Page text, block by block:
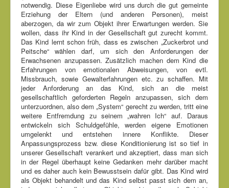
notwendig. Diese Eigenliebe wird uns durch die gut gemeinte
Erziehung der Eltern (und anderen Personen), meist
aberzogen, da wir zum Objekt ihrer Erwartungen werden. Sie
wollen, dass ihr Kind in der Gesellschaft gut zurecht kommt.
Das Kind lernt schon früh, dass es zwischen „Zuckerbrot und
Peitsche“ wählen darf, um sich den Anforderungen der
Erwachsenen anzupassen. Zusätzlich machen dem Kind die
Erfahrungen von emotionalen Abweisungen, von evtl.
Missbrauch, sowie Gewalterfahrungen etc. zu schaffen. Mit
jeder Anforderung an das Kind, sich an die meist
gesellschaftlich geforderten Regeln anzupassen, sich dem
unterzuordnen, also dem „System“ gerecht zu werden, tritt eine
weitere Entfremdung zu seinem „wahren Ich“ auf. Daraus
entwickeln sich Schuldgefühle, werden eigene Emotionen
umgelenkt und entstehen innere Konflikte. Dieser
Anpassungsprozess bzw. diese Konditionierung ist so tief in
unserer Gesellschaft verankert und akzeptiert, dass man sich
in der Regel überhaupt keine Gedanken mehr darüber macht
und es daher auch kein Bewusstsein dafür gibt. Das Kind wird
als Objekt behandelt und das Kind selbst passt sich dem an,